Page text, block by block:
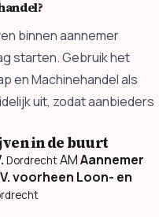
binnen aannemer
starten. Gebruik het
en Machinehandel als
uit, zodat aanbieders
in de buurt
DordrechtAMAannemer
voorheen Loon- en